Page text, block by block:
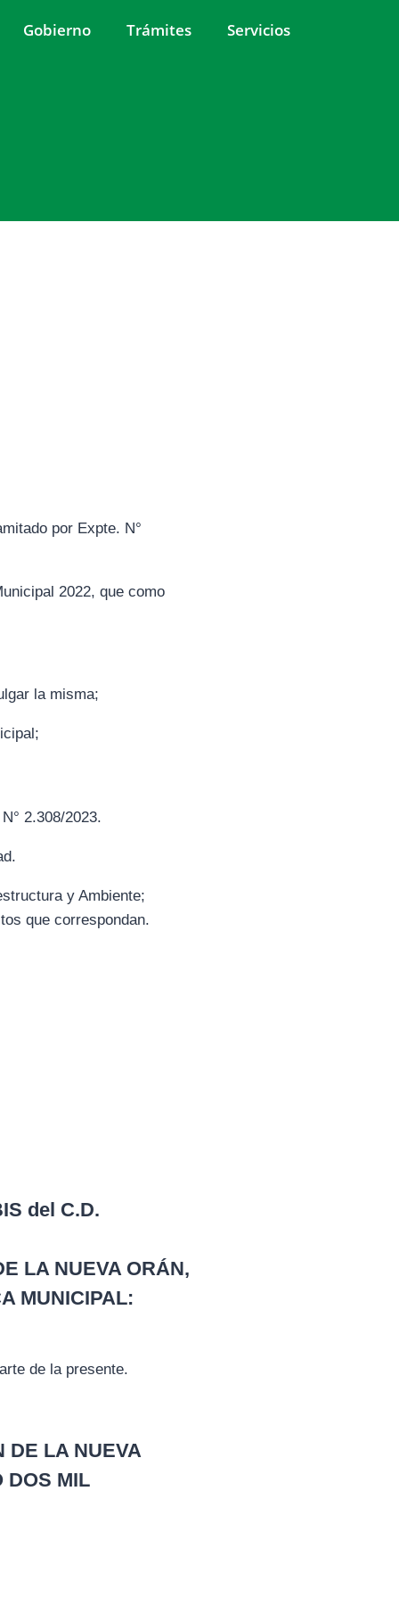
Gobierno Trámites Servicios
por Expte. N°
2022, que como
la misma;
2.308/2023.
y Ambiente;
que correspondan.
del C.D.
LA NUEVA ORÁN,
MUNICIPAL:
de la presente.
DE LA NUEVA
DOS MIL